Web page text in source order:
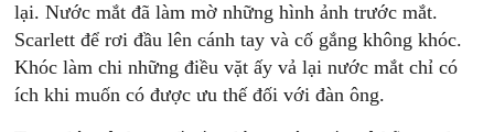
lại. Nước mắt đã làm mờ những hình ảnh trước mắt.
Scarlett để rơi đầu lên cánh tay và cố gắng không khóc.
Khóc làm chi những điều vặt ấy vả lại nước mắt chỉ có
ích khi muốn có được ưu thế đối với đàn ông.